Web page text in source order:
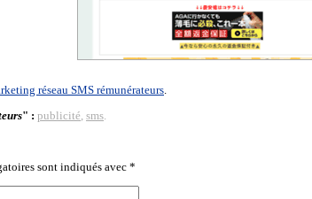
réseau SMS rémunérateurs.
" : publicité, sms.
sont indiqués avec *